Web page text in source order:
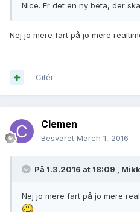
Nice. Er det en ny beta, der
Nej jo mere fart på jo mere
Citér
Clemen
Besvaret March 1, 2016
På 1.3.2016 at 18:09 ,
Nej jo mere fart på jo mere